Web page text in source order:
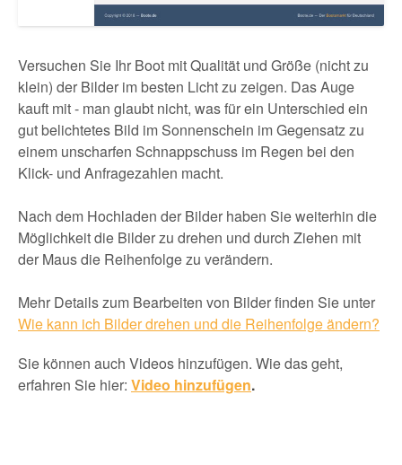
Versuchen Sie Ihr Boot mit Qualität und Größe (nicht zu
klein) der Bilder im besten Licht zu zeigen. Das Auge
kauft mit - man glaubt nicht, was für ein Unterschied ein
gut belichtetes Bild im Sonnenschein im Gegensatz zu
einem unscharfen Schnappschuss im Regen bei den
Klick- und Anfragezahlen macht.
Nach dem Hochladen der Bilder haben Sie weiterhin die
Möglichkeit die Bilder zu drehen und durch Ziehen mit
der Maus die Reihenfolge zu verändern.
Mehr Details zum Bearbeiten von Bilder finden Sie unter
Wie kann ich Bilder drehen und die Reihenfolge ändern?
Sie können auch Videos hinzufügen. Wie das geht,
erfahren Sie hier: Video hinzufügen.